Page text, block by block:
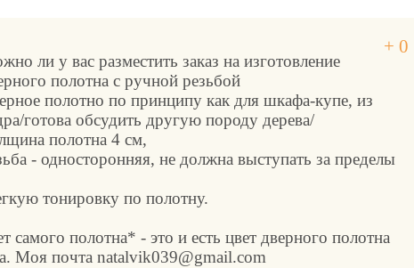
ли у вас разместить заказ на изготовление
полотна с ручной резьбой
полотно по принципу как для шкафа-купе, из
готова обсудить другую породу дерева/
полотна 4 см,
- односторонняя, не должна выступать за пределы
тонировку по полотну.
самого полотна* - это и есть цвет дверного полотна
Моя почта natalvik039@gmail.com